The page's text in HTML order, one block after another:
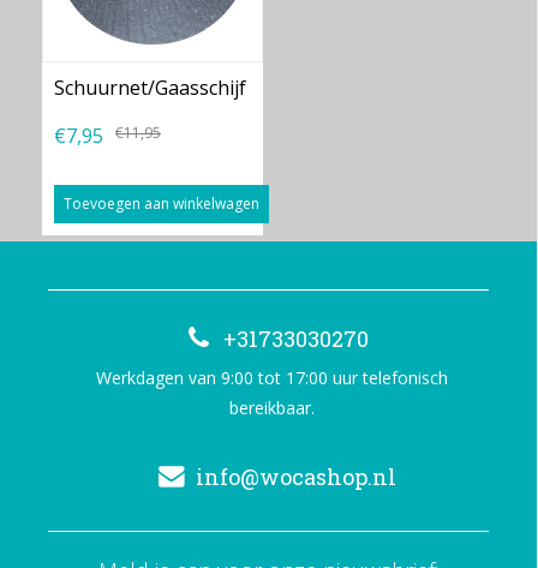
Schuurnet/Gaasschijf
€7,95
€11,95
Toevoegen aan winkelwagen
+31733030270
Werkdagen van 9:00 tot 17:00 uur telefonisch
bereikbaar.
info@wocashop.nl